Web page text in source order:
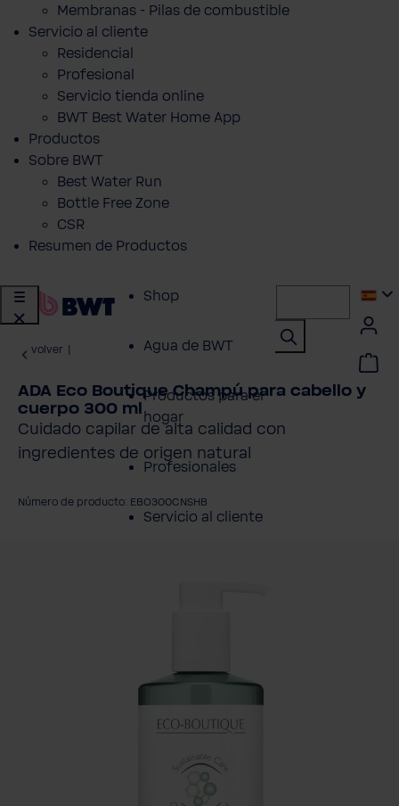
Membranas - Pilas de combustible
Servicio al cliente
Residencial
Profesional
Servicio tienda online
BWT Best Water Home App
Productos
Sobre BWT
Best Water Run
Bottle Free Zone
CSR
Resumen de Productos
Shop
Agua de BWT
Productos para el
hogar
Profesionales
Servicio al cliente
Productos
volver
ADA Eco Boutique Champú para cabello y
cuerpo 300 ml
Cuidado capilar de alta calidad con
ingredientes de origen natural
Número de producto: EBO300CNSHB